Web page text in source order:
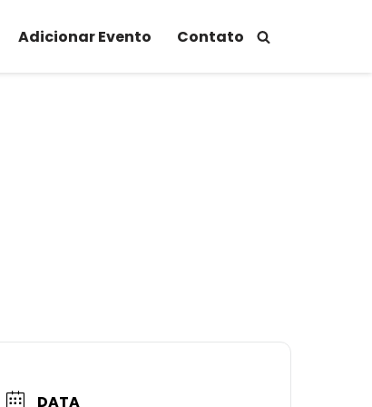
Adicionar Evento Contato
DATA